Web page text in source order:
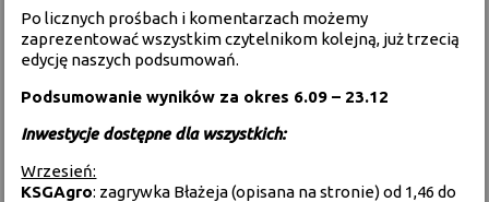
Po licznych prośbach i komentarzach możemy
zaprezentować wszystkim czytelnikom kolejną, już trzecią
edycję naszych podsumowań.
Podsumowanie wyników za okres 6.09 – 23.12
Inwestycje dostępne dla wszystkich:
Wrzesień:
KSGAgro: zagrywka Błażeja (opisana na stronie) od 1,46 do